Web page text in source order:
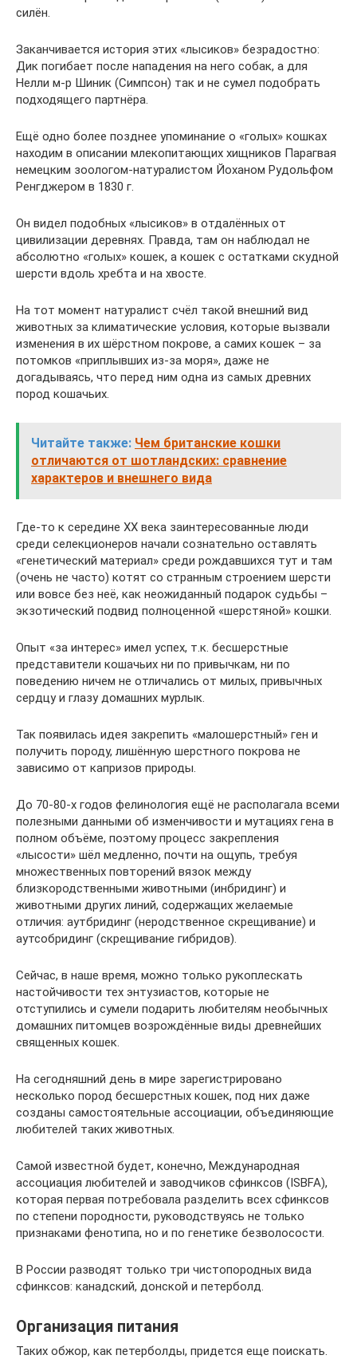
силён.
Заканчивается история этих «лысиков» безрадостно:
Дик погибает после нападения на него собак, а для
Нелли м-р Шиник (Симпсон) так и не сумел подобрать
подходящего партнёра.
Ещё одно более позднее упоминание о «голых» кошках
находим в описании млекопитающих хищников Парагвая
немецким зоологом-натуралистом Йоханом Рудольфом
Ренгджером в 1830 г.
Он видел подобных «лысиков» в отдалённых от
цивилизации деревнях. Правда, там он наблюдал не
абсолютно «голых» кошек, а кошек с остатками скудной
шерсти вдоль хребта и на хвосте.
На тот момент натуралист счёл такой внешний вид
животных за климатические условия, которые вызвали
изменения в их шёрстном покрове, а самих кошек – за
потомков «приплывших из-за моря», даже не
догадываясь, что перед ним одна из самых древних
пород кошачьих.
Читайте также: Чем британские кошки
отличаются от шотландских: сравнение
характеров и внешнего вида
Где-то к середине XX века заинтересованные люди
среди селекционеров начали сознательно оставлять
«генетический материал» среди рождавшихся тут и там
(очень не часто) котят со странным строением шерсти
или вовсе без неё, как неожиданный подарок судьбы –
экзотический подвид полноценной «шерстяной» кошки.
Опыт «за интерес» имел успех, т.к. бесшерстные
представители кошачьих ни по привычкам, ни по
поведению ничем не отличались от милых, привычных
сердцу и глазу домашних мурлык.
Так появилась идея закрепить «малошерстный» ген и
получить породу, лишённую шерстного покрова не
зависимо от капризов природы.
До 70-80-х годов фелинология ещё не располагала всеми
полезными данными об изменчивости и мутациях гена в
полном объёме, поэтому процесс закрепления
«лысости» шёл медленно, почти на ощупь, требуя
множественных повторений вязок между
близкородственными животными (инбридинг) и
животными других линий, содержащих желаемые
отличия: аутбридинг (неродственное скрещивание) и
аутсобридинг (скрещивание гибридов).
Сейчас, в наше время, можно только рукоплескать
настойчивости тех энтузиастов, которые не
отступились и сумели подарить любителям необычных
домашних питомцев возрождённые виды древнейших
священных кошек.
На сегодняшний день в мире зарегистрировано
несколько пород бесшерстных кошек, под них даже
созданы самостоятельные ассоциации, объединяющие
любителей таких животных.
Самой известной будет, конечно, Международная
ассоциация любителей и заводчиков сфинксов (ISBFA),
которая первая потребовала разделить всех сфинксов
по степени породности, руководствуясь не только
признаками фенотипа, но и по генетике безволосости.
В России разводят только три чистопородных вида
сфинксов: канадский, донской и петерболд.
Организация питания
Таких обжор, как петерболды, придется еще поискать.